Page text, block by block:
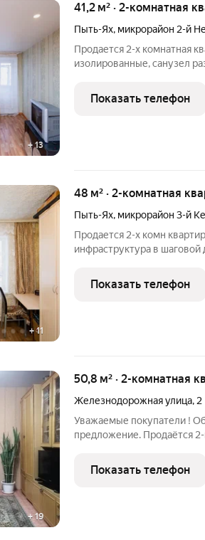
+13
41,2 м² · 2-комнатная
Пыть-Ях, микрорайон 2-й
Продается 2-х комнатная
изолированные, санузел
различные направления
Пятерочка, аптеки, школа,
Показать телефон
+11
48 м² · 2-комнатная
Пыть-Ях, микрорайон 3-й
Продается 2-х комн
инфраструктура в шаговой
множество детских
людьми. У подъезда для вас
Показать телефон
+19
50,8 м² · 2-комнатная
Железнодорожная улица, 2
Уважаемые покупатели !
предложение. Продаётся
ремонту в квартире
туда есть возможность
Показать телефон